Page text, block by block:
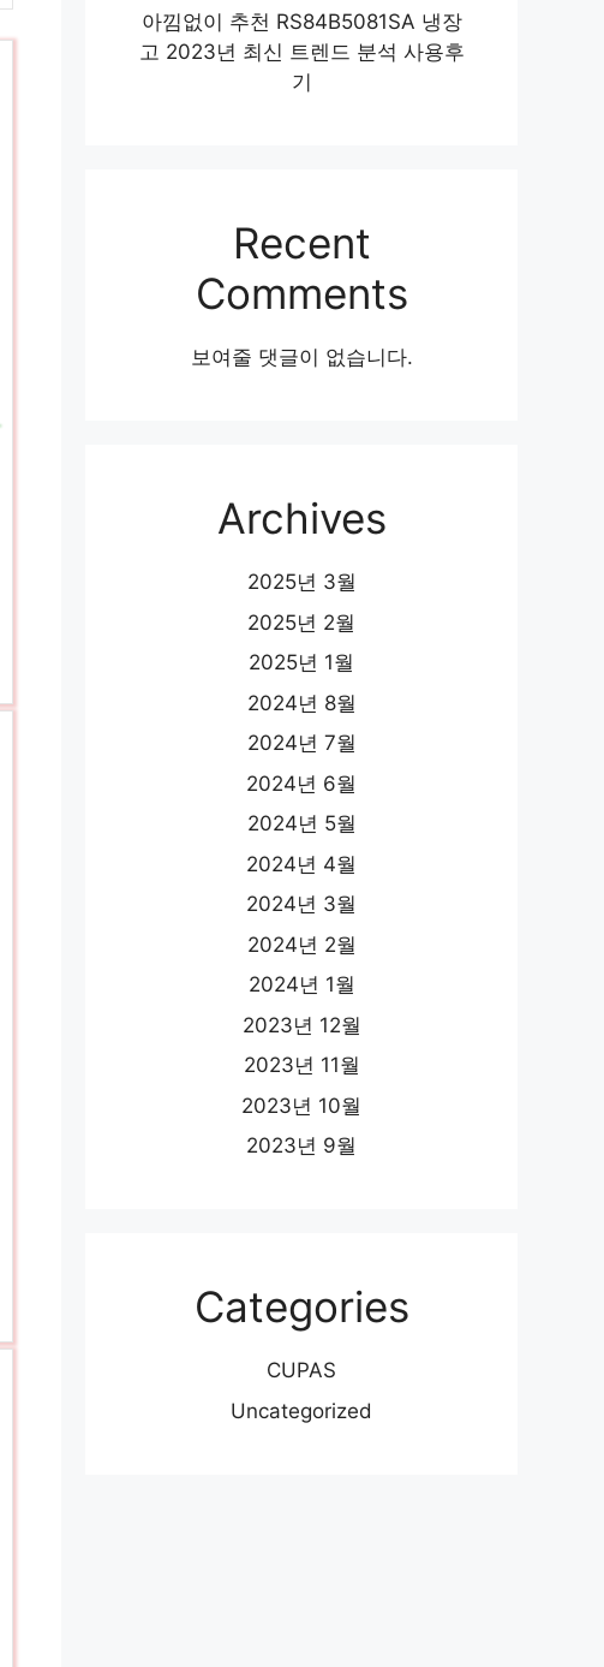
아낌없이 추천 RS84B5081SA 냉장
고 2023년 최신 트렌드 분석 사용후
기
Recent
Comments
보여줄 댓글이 없습니다.
Archives
2025년 3월
2025년 2월
2025년 1월
2024년 8월
2024년 7월
2024년 6월
2024년 5월
2024년 4월
2024년 3월
2024년 2월
2024년 1월
2023년 12월
2023년 11월
2023년 10월
2023년 9월
Categories
CUPAS
Uncategorized